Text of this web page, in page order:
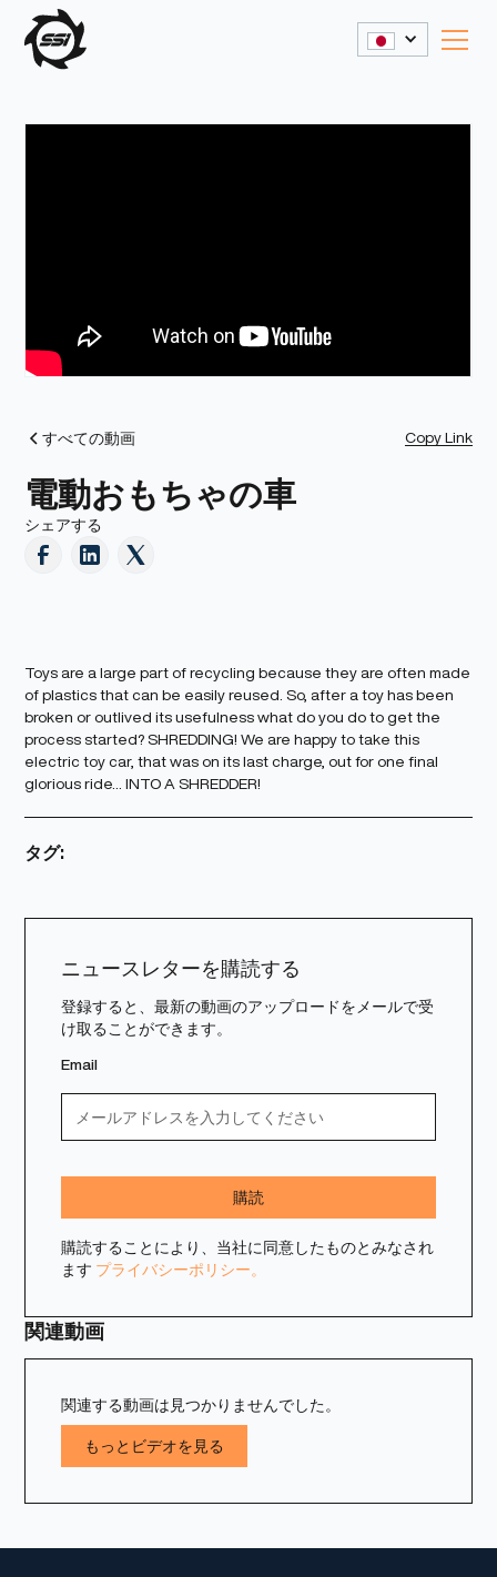
すべての動画 Copy Link
電動おもちゃの車
シェアする
Toys are a large part of recycling because they are often made
of plastics that can be easily reused. So, after a toy has been
broken or outlived its usefulness what do you do to get the
process started? SHREDDING! We are happy to take this
electric toy car, that was on its last charge, out for one final
glorious ride... INTO A SHREDDER!
タグ:
ニュースレターを購読する
登録すると、最新の動画のアップロードをメールで受
け取ることができます。
Email
購読することにより、当社に同意したものとみなされ
ます プライバシーポリシー。
関連動画
関連する動画は見つかりませんでした。
もっとビデオを見る